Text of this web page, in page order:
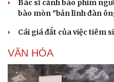
Bác sĩ cảnh báo phim
bào mòn "bản lĩnh đàn
Cái giá đắt của việc tiêm
VĂN HÓA